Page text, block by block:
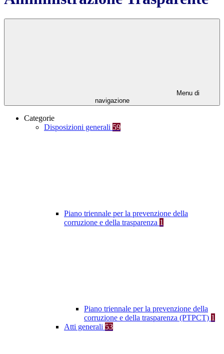
Menu di
navigazione
Categorie
Disposizioni generali 59
Piano triennale per la prevenzione della
corruzione e della trasparenza 1
Piano triennale per la prevenzione della
corruzione e della trasparenza (PTPCT) 1
Atti generali 53